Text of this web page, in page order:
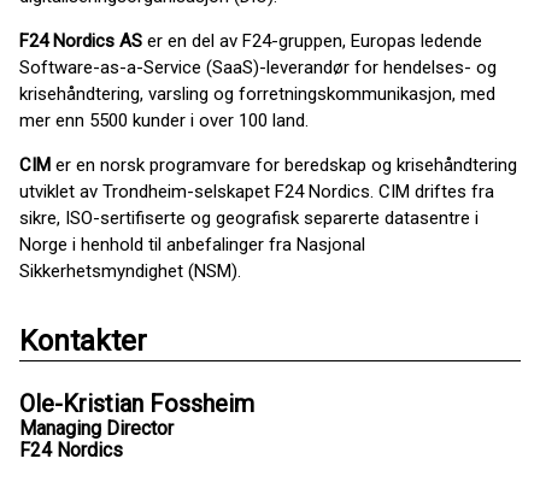
F24 Nordics AS er en del av F24-gruppen, Europas ledende
Software-as-a-Service (SaaS)-leverandør for hendelses- og
krisehåndtering, varsling og forretningskommunikasjon, med
mer enn 5500 kunder i over 100 land.
CIM er en norsk programvare for beredskap og krisehåndtering
utviklet av Trondheim-selskapet F24 Nordics. CIM driftes fra
sikre, ISO-sertifiserte og geografisk separerte datasentre i
Norge i henhold til anbefalinger fra Nasjonal
Sikkerhetsmyndighet (NSM).
Kontakter
Ole-Kristian Fossheim
Managing Director
F24 Nordics